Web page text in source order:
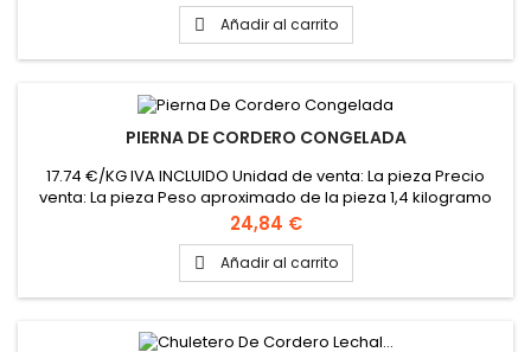
 Añadir al carrito
PIERNA DE CORDERO CONGELADA
17.74 €/KG IVA INCLUIDO Unidad de venta: La pieza Precio
venta: La pieza Peso aproximado de la pieza 1,4 kilogramo
Precio
24,84 €
 Añadir al carrito